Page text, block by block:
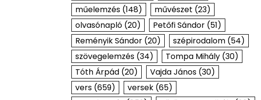
műelemzés(148) művészet (23)
olvasónapló(20) Petőfi Sándor(51)
Reményik Sándor(20) szépirodalom(54)
szövegelemzés(34) Tompa Mihály(30)
Tóth Árpád(20) Vajda János(30)
vers(659) versek(65)